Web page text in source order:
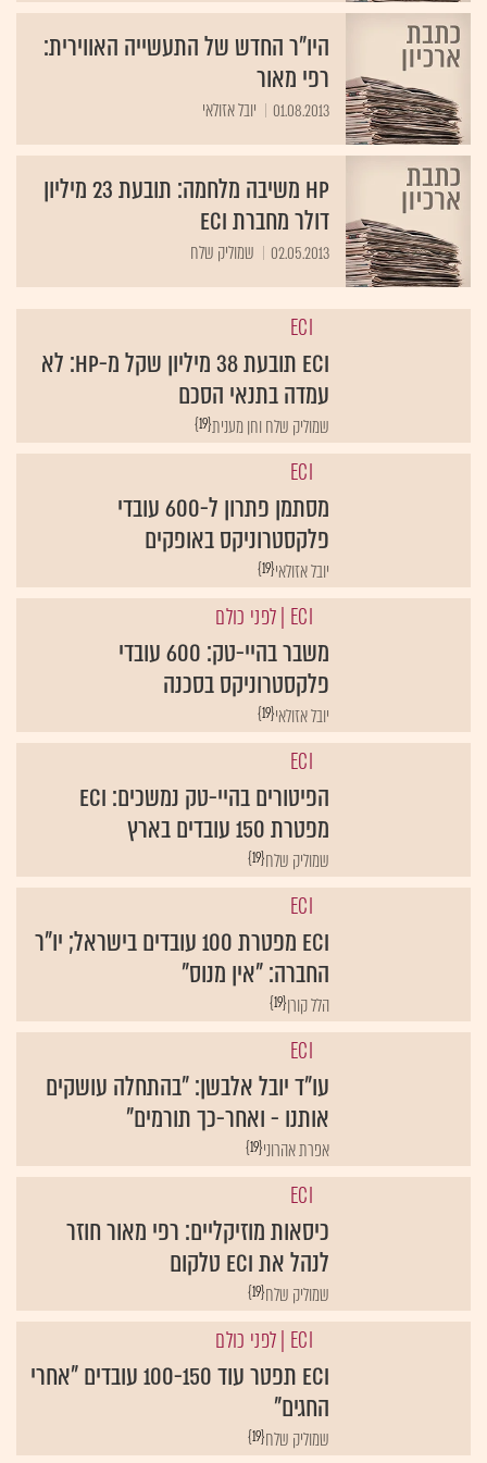
היו"ר החדש של התעשייה האווירית:
רפי מאור
01.08.2013 יובל אזולאי
HP משיבה מלחמה: תובעת 23 מיליון
דולר מחברת ECI
02.05.2013 שמוליק שלח
ECI
ECI תובעת 38 מיליון שקל מ-HP: לא
עמדה בתנאי הסכם
{19}
ECI
מסתמן פתרון ל-600 עובדי
פלקסטרוניקס באופקים
{19}יובל אזולאי
ECI | לפני כולם
משבר בהיי-טק: 600 עובדי
פלקסטרוניקס בסכנה
{19}יובל אזולאי
ECI
הפיטורים בהיי-טק נמשכים: ECI
מפטרת 150 עובדים בארץ
{19}שמוליק שלח
ECI
ECI מפטרת 100 עובדים בישראל; יו"ר
החברה: "אין מנוס"
{19}הלל קורן
ECI
עו"ד יובל אלבשן: "בהתחלה עושקים
אותנו - ואחר-כך תורמים"
{19}אפרת אהרוני
ECI
כיסאות מוזיקליים: רפי מאור חוזר
לנהל את ECI טלקום
{19}שמוליק שלח
ECI | לפני כולם
ECI תפטר עוד 100-150 עובדים "אחרי
החגים"
{19}שמוליק שלח